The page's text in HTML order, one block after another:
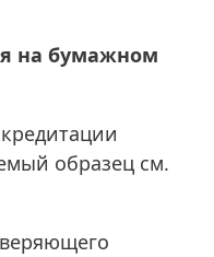
на бумажном
образец см.